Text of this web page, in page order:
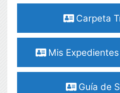
Carpeta
Mis
Guía de